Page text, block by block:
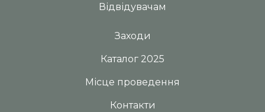
Відвідувачам
Заходи
Каталог 2025
Місце проведення
Контакти